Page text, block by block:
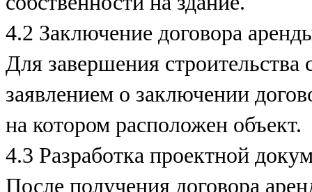
4.2 Заключение договора
Для завершения
заявлением о заключении
на котором расположен объект.
4.3 Разработка проектной
После получения договора